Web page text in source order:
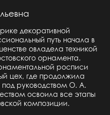
декоративной
путь начала в
овладела техникой
орнамента.
росписи
цех, где продолжила
руководством О. А.
освоила все этапы
композиции.